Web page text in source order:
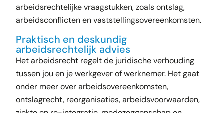
arbeidsrechtelijke vraagstukken, zoals ontslag,
arbeidsconflicten en vaststellingsovereenkomsten.
Praktisch en deskundig
arbeidsrechtelijk advies
Het arbeidsrecht regelt de juridische verhouding
tussen jou en je werkgever of werknemer. Het gaat
onder meer over arbeidsovereenkomsten,
ontslagrecht, reorganisaties, arbeidsvoorwaarden,